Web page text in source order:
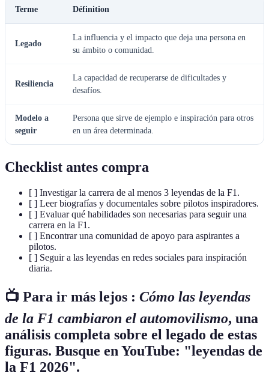
Terme Définition
Legado
La influencia y el impacto que deja una persona en
su ámbito o comunidad.
Resiliencia
La capacidad de recuperarse de dificultades y
desafíos.
Modelo a
seguir
Persona que sirve de ejemplo e inspiración para otros
en un área determinada.
Checklist antes compra
[ ] Investigar la carrera de al menos 3 leyendas de la F1.
[ ] Leer biografías y documentales sobre pilotos inspiradores.
[ ] Evaluar qué habilidades son necesarias para seguir una
carrera en la F1.
[ ] Encontrar una comunidad de apoyo para aspirantes a
pilotos.
[ ] Seguir a las leyendas en redes sociales para inspiración
diaria.
📺 Para ir más lejos : Cómo las leyendas
de la F1 cambiaron el automovilismo, una
análisis completa sobre el legado de estas
figuras. Busque en YouTube: "leyendas de
la F1 2026".